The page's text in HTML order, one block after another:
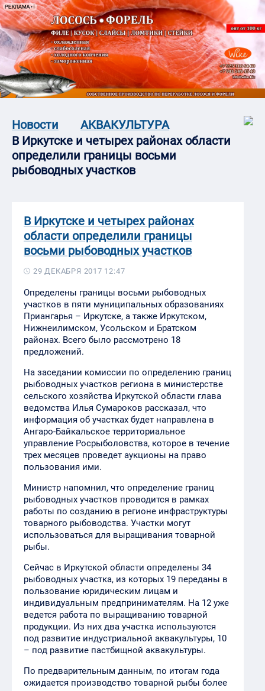
Новости
АКВАКУЛЬТУРА
В Иркутске и четырех районах области
определили границы восьми
рыбоводных участков
В Иркутске и четырех районах
области определили границы
восьми рыбоводных участков
29 ДЕКАБРЯ 2017 12:47
Определены границы восьми рыбоводных
участков в пяти муниципальных образованиях
Приангарья – Иркутске, а также Иркутском,
Нижнеилимском, Усольском и Братском
районах. Всего было рассмотрено 18
предложений.
На заседании комиссии по определению границ
рыбоводных участков региона в министерстве
сельского хозяйства Иркутской области глава
ведомства Илья Сумароков рассказал, что
информация об участках будет направлена в
Ангаро-Байкальское территориальное
управление Росрыболовства, которое в течение
трех месяцев проведет аукционы на право
пользования ими.
Министр напомнил, что определение границ
рыбоводных участков проводится в рамках
работы по созданию в регионе инфраструктуры
товарного рыбоводства. Участки могут
использоваться для выращивания товарной
рыбы.
Сейчас в Иркутской области определены 34
рыбоводных участка, из которых 19 переданы в
пользование юридическим лицам и
индивидуальным предпринимателям. На 12 уже
ведется работа по выращиванию товарной
продукции. Из них два участка используются
под развитие индустриальной аквакультуры, 10
– под развитие пастбищной аквакультуры.
По предварительным данным, по итогам года
ожидается производство товарной рыбы более